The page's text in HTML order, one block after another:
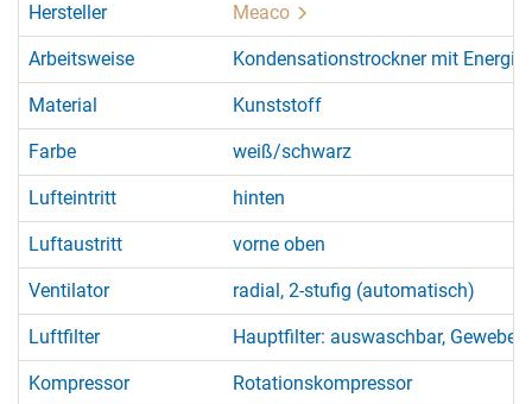
Hersteller Meaco
Arbeitsweise Kondensationstrockner mit
Material Kunststoff
Farbe weiß/schwarz
Lufteintritt hinten
Luftaustritt vorne oben
Ventilator radial, 2-stufig (automatisch)
Luftfilter Hauptfilter: auswaschbar, Gewebe
Kompressor Rotationskompressor